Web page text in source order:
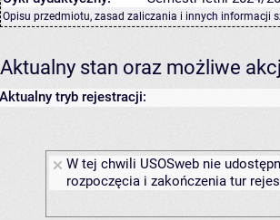
Opisu przedmiotu, zasad zaliczania i innych informacji
Aktualny stan oraz możliwe
Aktualny tryb rejestracji:
W tej chwili USOSweb nie
rozpoczęcia i zakończenia tur